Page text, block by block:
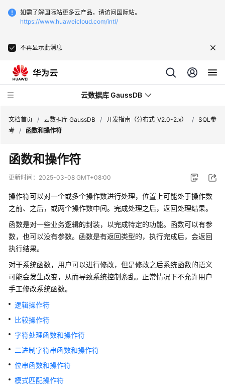
如需了解国际站更多云产品，请访问国际站。
https://www.huaweicloud.com/intl/
不再显示此消息
云数据库 GaussDB
最
新
动
服
公
告
产
品
介
计
费
明
快
文档首页 / 云数据库 GaussDB / 开发指南（分布式_V2.0-2.x） / SQL参
考 / 函数和操作符
函数和操作符
更新时间： 2025-03-08 GMT+08:00
操作符可以对一个或多个操作数进行处理，位置上可能处于操作数
之前、之后，或两个操作数中间。完成处理之后，返回处理结果。
函数是对一些业务逻辑的封装，以完成特定的功能。函数可以有参
数，也可以没有参数。函数是有返回类型的，执行完成后，会返回
执行结果。
对于系统函数，用户可以进行修改，但是修改之后系统函数的语义
可能会发生改变，从而导致系统控制紊乱。正常情况下不允许用户
手工修改系统函数。
逻辑操作符
比较操作符
字符处理函数和操作符
二进制字符串函数和操作符
位串函数和操作符
模式匹配操作符